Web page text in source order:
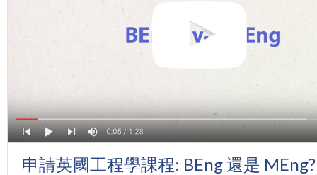
申請英國工程學課程: BEng 還是 MEng?